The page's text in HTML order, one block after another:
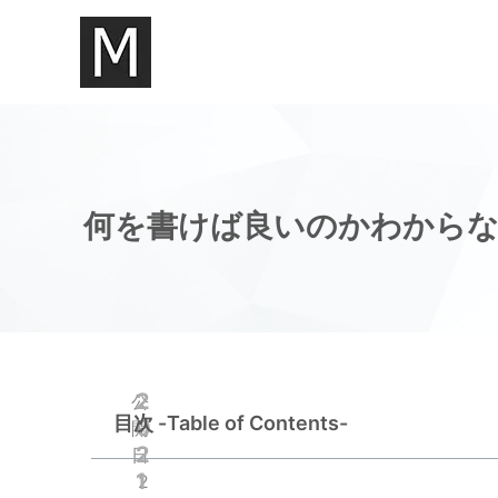
何を書けば良いのかわから
公
開
日
2
2
0
2
1
目次 -Table of Contents-